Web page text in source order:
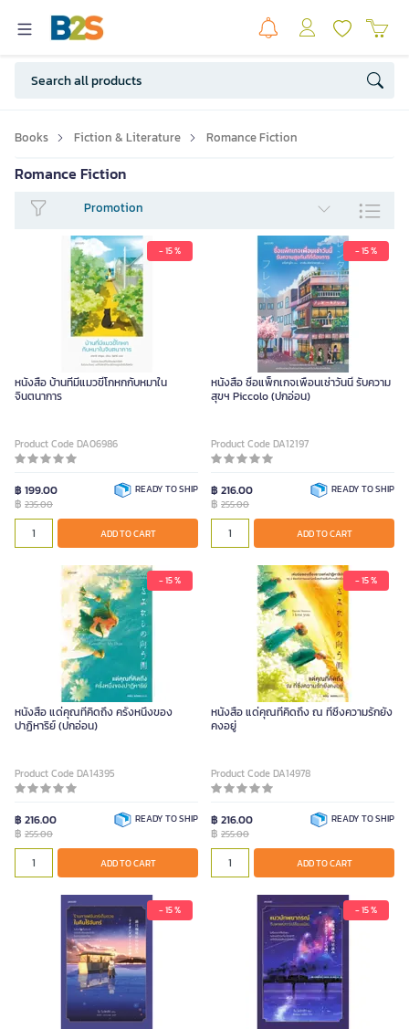
Books Fiction & Literature Romance Fiction
Romance Fiction
Promotion
- 15 %
หนังสือ บ้านที่มีแมวขี้โกหกกับหมาใน
จินตนาการ
Product Code DA06986
฿ 199.00
฿ 235.00
READY TO SHIP
ADD TO CART
- 15 %
หนังสือ ซื้อแพ็กเกจเพื่อนเช่าวันนี้ รับความ
สุขฯ Piccolo (ปกอ่อน)
Product Code DA12197
฿ 216.00
฿ 255.00
READY TO SHIP
ADD TO CART
- 15 %
หนังสือ แด่คุณที่คิดถึง ครั้งหนึ่งของ
ปาฏิหาริย์ (ปกอ่อน)
Product Code DA14395
฿ 216.00
฿ 255.00
READY TO SHIP
ADD TO CART
- 15 %
หนังสือ แด่คุณที่คิดถึง ณ ที่ซึ่งความรักยัง
คงอยู่
Product Code DA14978
฿ 216.00
฿ 255.00
READY TO SHIP
ADD TO CART
- 15 % - 15 %